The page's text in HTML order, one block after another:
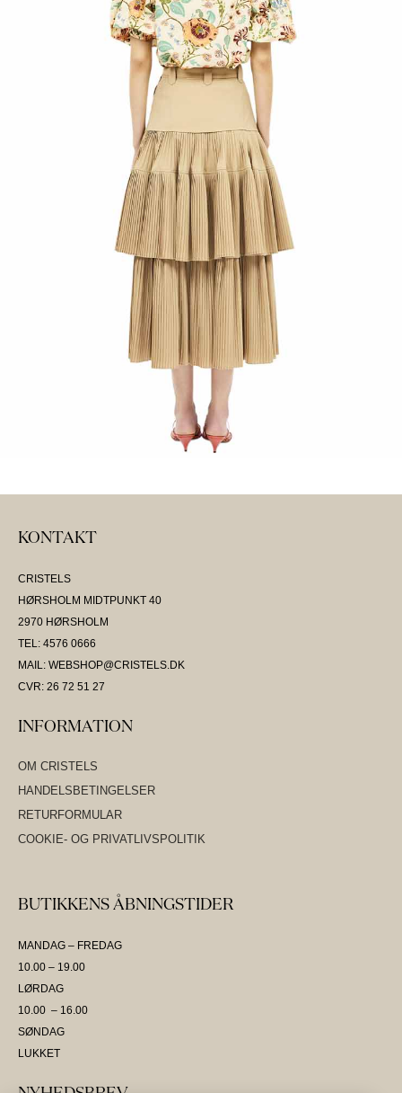
KONTAKT
CRISTELS
HØRSHOLM MIDTPUNKT 40
2970 HØRSHOLM
TEL: 4576 0666
MAIL: WEBSHOP@CRISTELS.DK
CVR: 26 72 51 27
INFORMATION
OM CRISTELS
HANDELSBETINGELSER
RETURFORMULAR
COOKIE- OG PRIVATLIVSPOLITIK
BUTIKKENS ÅBNINGSTIDER
MANDAG – FREDAG
10.00 – 19.00
LØRDAG
10.00 – 16.00
SØNDAG
LUKKET